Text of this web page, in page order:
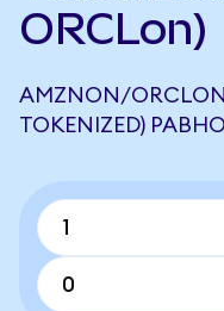
ORCLon)
AMZNON/
TOKENIZED)